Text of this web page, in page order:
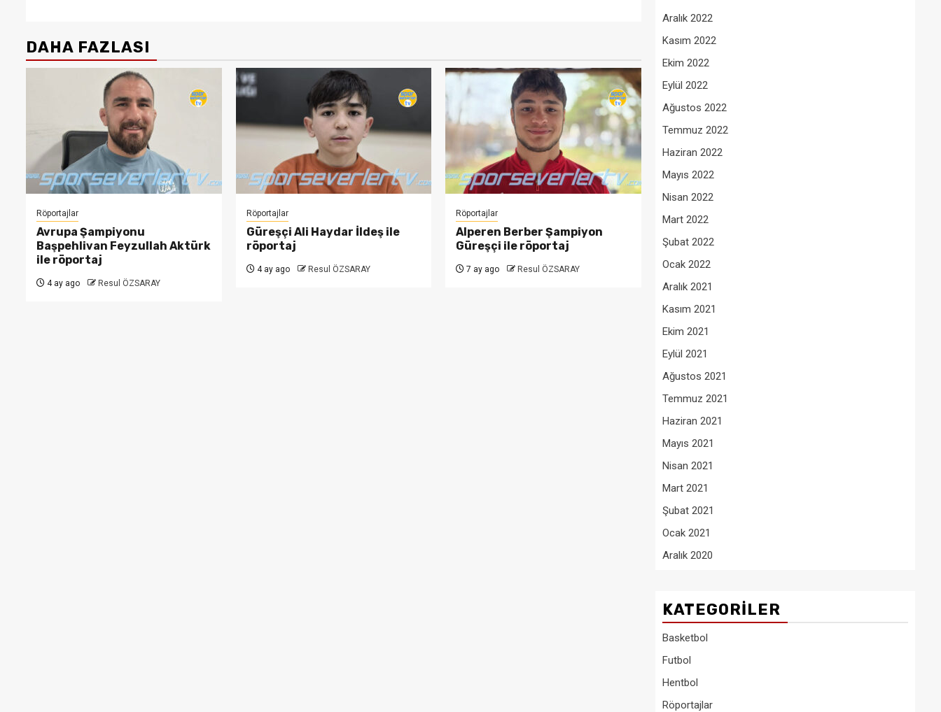
DAHA FAZLASI
Röportajlar
Avrupa Şampiyonu
Başpehlivan Feyzullah Aktürk
ile röportaj
4 ay ago Resul ÖZSARAY
Röportajlar
Güreşçi Ali Haydar İldeş ile
röportaj
4 ay ago Resul ÖZSARAY
Röportajlar
Alperen Berber Şampiyon
Güreşçi ile röportaj
7 ay ago Resul ÖZSARAY
Aralık 2022
Kasım 2022
Ekim 2022
Eylül 2022
Ağustos 2022
Temmuz 2022
Haziran 2022
Mayıs 2022
Nisan 2022
Mart 2022
Şubat 2022
Ocak 2022
Aralık 2021
Kasım 2021
Ekim 2021
Eylül 2021
Ağustos 2021
Temmuz 2021
Haziran 2021
Mayıs 2021
Nisan 2021
Mart 2021
Şubat 2021
Ocak 2021
Aralık 2020
KATEGORILER
Basketbol
Futbol
Hentbol
Röportajlar